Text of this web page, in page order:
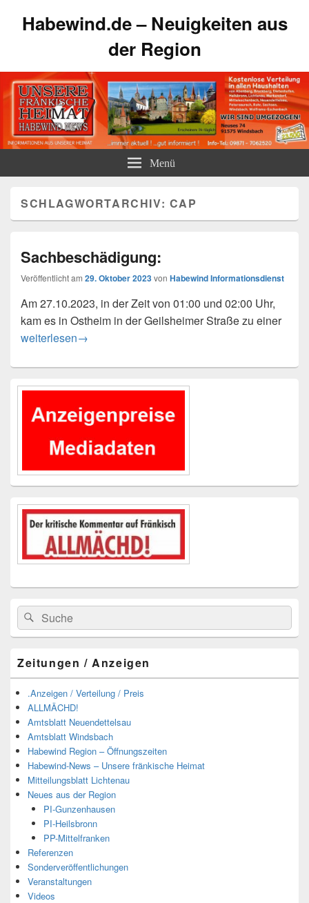
Habewind.de – Neuigkeiten aus
der Region
Menü
SCHLAGWORTARCHIV: CAP
Sachbeschädigung:
Veröffentlicht am 29. Oktober 2023von Habewind Informationsdienst
Am 27.10.2023, in der Zeit von 01:00 und 02:00 Uhr,
kam es in Ostheim in der Geilsheimer Straße zu einer
Sachbeschädigung:
weiterlesen→
Primärer
Widgetbereich
Suchen
nach:
Suchen
Zeitungen / Anzeigen
.Anzeigen / Verteilung / Preis
ALLMÄCHD!
Amtsblatt Neuendettelsau
Amtsblatt Windsbach
Habewind Region – Öffnungszeiten
Habewind-News – Unsere fränkische Heimat
Mitteilungsblatt Lichtenau
Neues aus der Region
PI-Gunzenhausen
PI-Heilsbronn
PP-Mittelfranken
Referenzen
Sonderveröffentlichungen
Veranstaltungen
Videos